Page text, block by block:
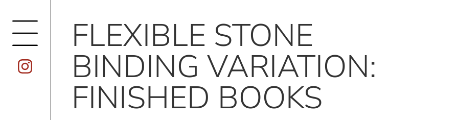
FLEXIBLE STONE
BINDING VARIATION:
FINISHED BOOKS